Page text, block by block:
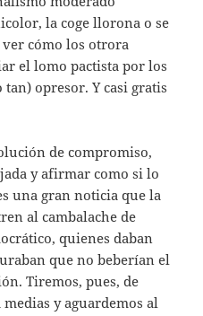
la coge llorona o se
cómo los otrora
el lomo pactista por los
tan) opresor. Y casi gratis
de compromiso,
y afirmar como si lo
una gran noticia que la
al cambalache de
quienes daban
que no beberían el
Tiremos, pues, de
y aguardemos al